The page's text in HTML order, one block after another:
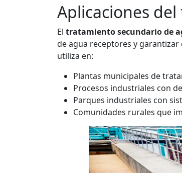
Aplicaciones
El tratamiento secundario de
de agua receptores y
utiliza en:
Plantas municipales de
Procesos industriales con
Parques industriales con
Comunidades rurales que